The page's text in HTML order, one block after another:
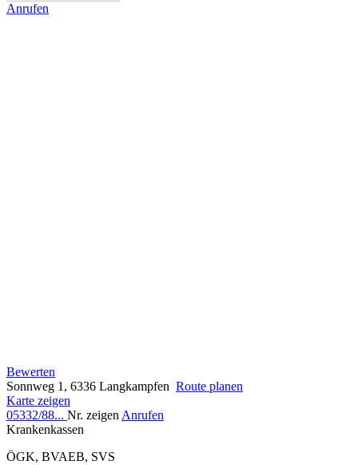
Anrufen
Bewerten
Sonnweg 1, 6336 Langkampfen Route planen
Karte zeigen
05332/88... Nr. zeigen Anrufen
Krankenkassen
ÖGK, BVAEB, SVS